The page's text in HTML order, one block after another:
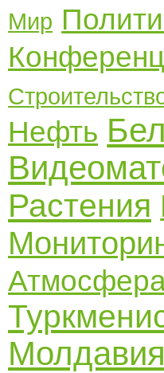
Мир
Нефть
Растения
Молдавия